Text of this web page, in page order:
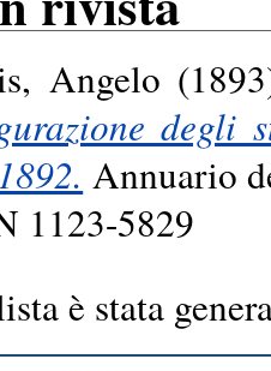
Angelo
Annuario
1123-5829
è stata